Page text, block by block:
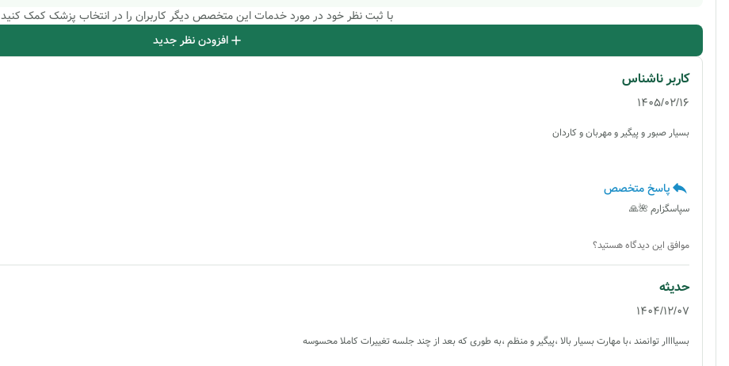
با ثبت نظر خود در مورد خدمات این متخصص دیگر کاربران را در انتخاب پزشک کمک کنید
افزودن نظر جدید
کاربر ناشناس
1405/02/16
بسیار صبور و پیگیر و مهربان و کاردان
پاسخ متخصص
سپاسگزارم 🌺🙏
موافق این دیدگاه هستید؟
حدیثه
1404/12/07
بسیاااار توانمند ،با مهارت بسیار بالا ،پیگیر و منظم ،به طوری که بعد از چند جلسه تغییرات کاملا محسوسه